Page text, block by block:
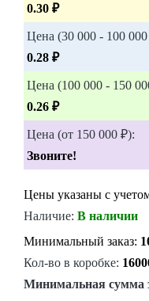
0.30 ₽
Цена (30 000 - 100
0.28 ₽
Цена (100 000 - 150
0.26 ₽
Цена (от 150 000 ₽):
Звоните!
Цены указаны с
Наличие: В наличии
Минимальный заказ:
Кол-во в коробке:
Минимальная сумма